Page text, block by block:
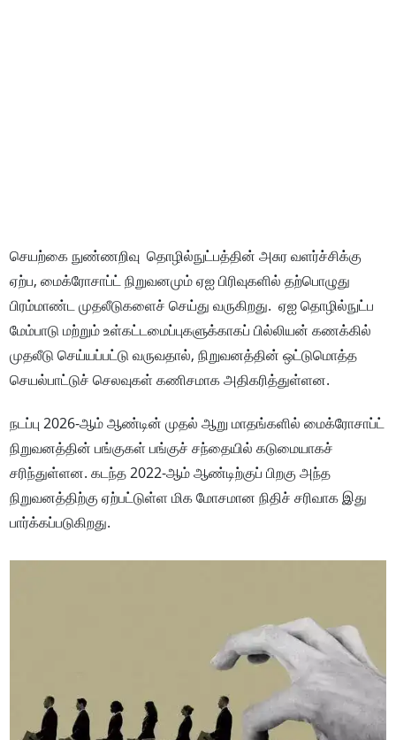
செயற்கை நுண்ணறிவு தொழில்நுட்பத்தின் அசுர வளர்ச்சிக்கு
ஏற்ப, மைக்ரோசாப்ட் நிறுவனமும் ஏஐ பிரிவுகளில் தற்பொழுது
பிரம்மாண்ட முதலீடுகளைச் செய்து வருகிறது. ஏஐ தொழில்நுட்ப
மேம்பாடு மற்றும் உள்கட்டமைப்புகளுக்காகப் பில்லியன் கணக்கில்
முதலீடு செய்யப்பட்டு வருவதால், நிறுவனத்தின் ஒட்டுமொத்த
செயல்பாட்டுச் செலவுகள் கணிசமாக அதிகரித்துள்ளன.
நடப்பு 2026-ஆம் ஆண்டின் முதல் ஆறு மாதங்களில் மைக்ரோசாப்ட்
நிறுவனத்தின் பங்குகள் பங்குச் சந்தையில் கடுமையாகச்
சரிந்துள்ளன. கடந்த 2022-ஆம் ஆண்டிற்குப் பிறகு அந்த
நிறுவனத்திற்கு ஏற்பட்டுள்ள மிக மோசமான நிதிச் சரிவாக இது
பார்க்கப்படுகிறது.